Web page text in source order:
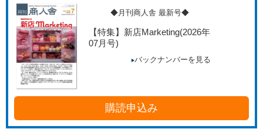
◆月刊商人舎 最新号◆
【特集】新店Marketing(2026年
07月号)
バックナンバーを見る
購読申込み